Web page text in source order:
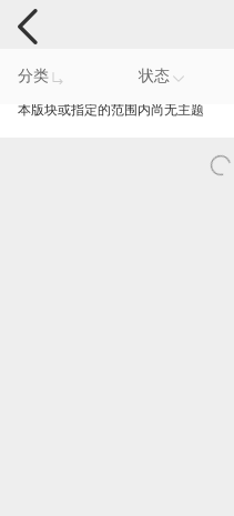
手机反馈
分类 状态
本版块或指定的范围内尚无主题